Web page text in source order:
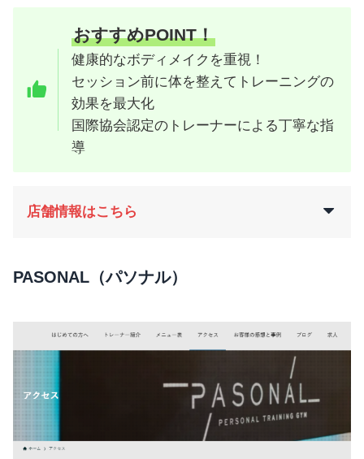
おすすめPOINT！
健康的なボディメイクを重視！
セッション前に体を整えてトレーニングの
効果を最大化
国際協会認定のトレーナーによる丁寧な指
導
店舗情報はこちら
PASONAL（パソナル）